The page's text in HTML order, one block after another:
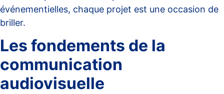
événementielles, chaque projet est une occasion de
briller.
Les fondements de la
communication
audiovisuelle